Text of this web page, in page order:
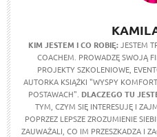
KIM JESTEM I CO ROBIĘ:JESTEM
COACHEM. PROWADZĘ SWOJĄ
PROJEKTY SZKOLENIOWE,
AUTORKA KSIĄŻKI "WYSPY
POSTAWACH". DLACZEGO TU
TYM, CZYM SIĘ INTERESUJĘ I
POPRZEZ LEPSZE ZROZUMIENIE
ZAUWAŻALI, CO IM PRZESZKADZA I